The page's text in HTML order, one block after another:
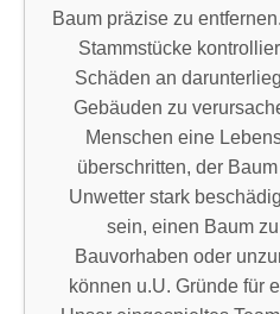
Baum präzise zu
Stammstücke
Schäden an
Gebäuden zu
Menschen eine
überschritten, der
Unwetter stark
sein, einen Baum
Bauvorhaben oder
können u.U. Gründe für